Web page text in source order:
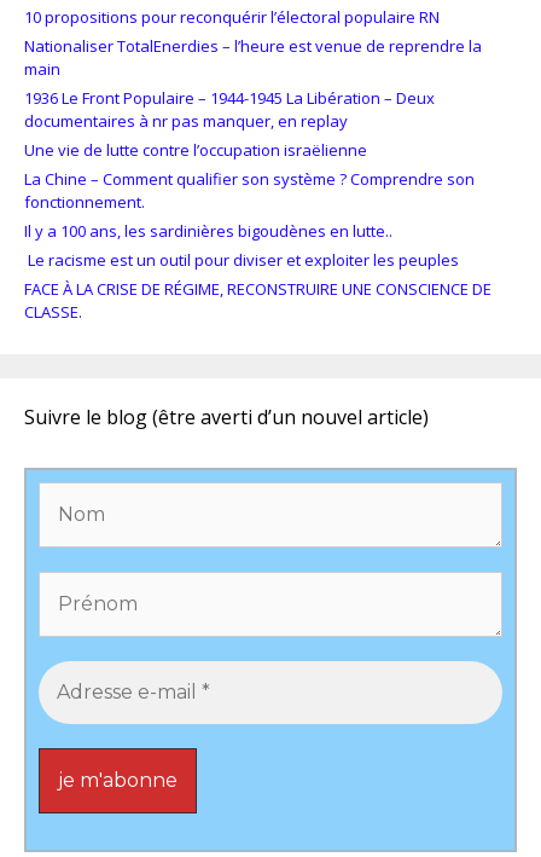
10 propositions pour reconquérir l’électoral populaire RN
Nationaliser TotalEnerdies – l’heure est venue de reprendre la
main
1936 Le Front Populaire – 1944-1945 La Libération – Deux
documentaires à nr pas manquer, en replay
Une vie de lutte contre l’occupation israëlienne
La Chine – Comment qualifier son système ? Comprendre son
fonctionnement.
Il y a 100 ans, les sardinières bigoudènes en lutte..
Le racisme est un outil pour diviser et exploiter les peuples
FACE À LA CRISE DE RÉGIME, RECONSTRUIRE UNE CONSCIENCE DE
CLASSE.
Suivre le blog (être averti d’un nouvel article)